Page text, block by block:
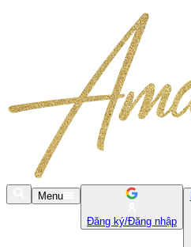
Menu
Đăng ký/Đăng nhập